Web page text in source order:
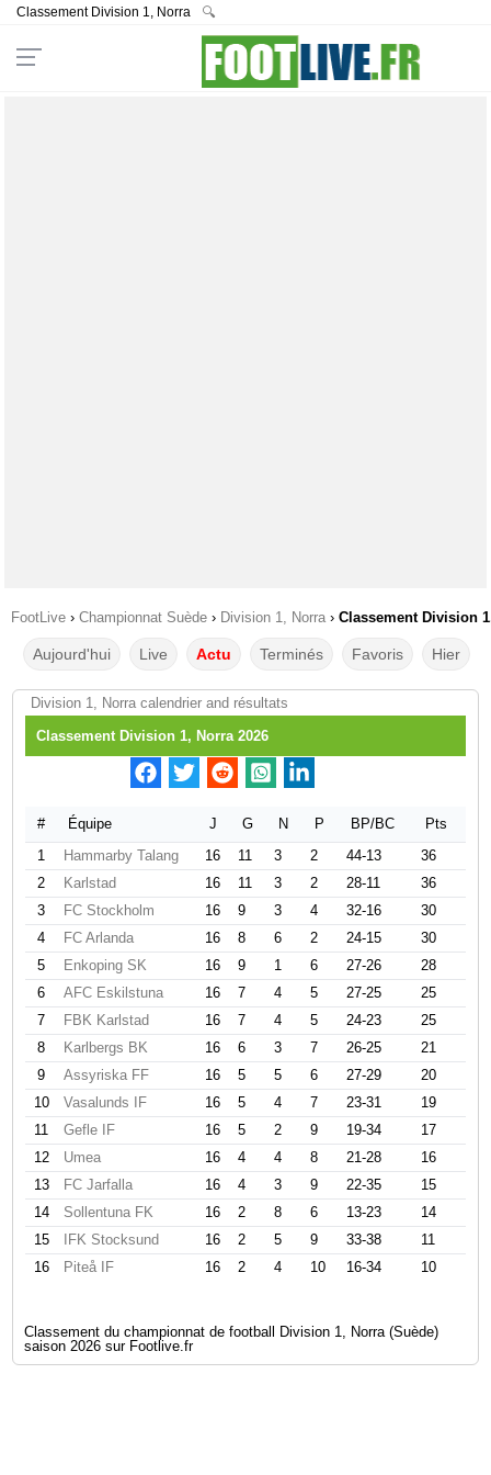
Classement Division 1, Norra 🔍
FootLive › Championnat Suède › Division 1, Norra › Classement Division
Aujourd'hui Live Actu Terminés Favoris Hier
Division 1, Norra calendrier and résultats
Classement Division 1, Norra 2026
# Équipe J G N P BP/BC
Pts
1
Hammarby Talang 16 11 3 2 44-13
36
2
Karlstad 16 11 3 2 28-11
36
3
FC Stockholm 16 9 3 4 32-16
30
4
FC Arlanda 16 8 6 2 24-15
30
5
Enkoping SK 16 9 1 6 27-26
28
6
AFC Eskilstuna 16 7 4 5 27-25
25
7
FBK Karlstad 16 7 4 5 24-23
25
8
Karlbergs BK 16 6 3 7 26-25
21
9
Assyriska FF 16 5 5 6 27-29
20
10
Vasalunds IF 16 5 4 7 23-31
19
11
Gefle IF 16 5 2 9 19-34
17
12
Umea 16 4 4 8 21-28
16
13
FC Jarfalla 16 4 3 9 22-35
15
14
Sollentuna FK 16 2 8 6 13-23
14
15
IFK Stocksund 16 2 5 9 33-38
11
16
Piteå IF 16 2 4 10 16-34 10
Classement du championnat de football Division 1, Norra (Suède)
saison 2026 sur Footlive.fr